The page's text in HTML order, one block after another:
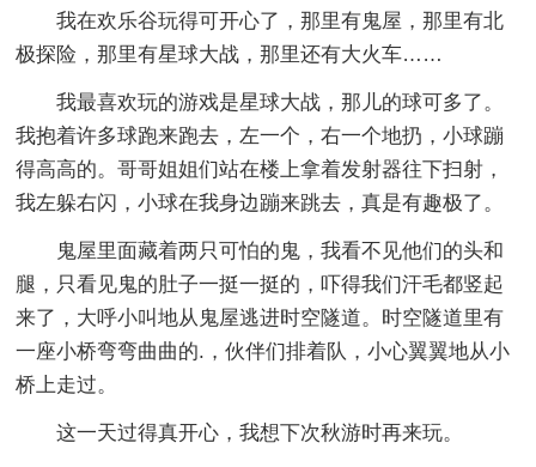
我在欢乐谷玩得可开心了，那里有鬼屋，那里有北
极探险，那里有星球大战，那里还有大火车……
我最喜欢玩的游戏是星球大战，那儿的球可多了。
我抱着许多球跑来跑去，左一个，右一个地扔，小球蹦
得高高的。哥哥姐姐们站在楼上拿着发射器往下扫射，
我左躲右闪，小球在我身边蹦来跳去，真是有趣极了。
鬼屋里面藏着两只可怕的鬼，我看不见他们的头和
腿，只看见鬼的肚子一挺一挺的，吓得我们汗毛都竖起
来了，大呼小叫地从鬼屋逃进时空隧道。时空隧道里有
一座小桥弯弯曲曲的.，伙伴们排着队，小心翼翼地从小
桥上走过。
这一天过得真开心，我想下次秋游时再来玩。